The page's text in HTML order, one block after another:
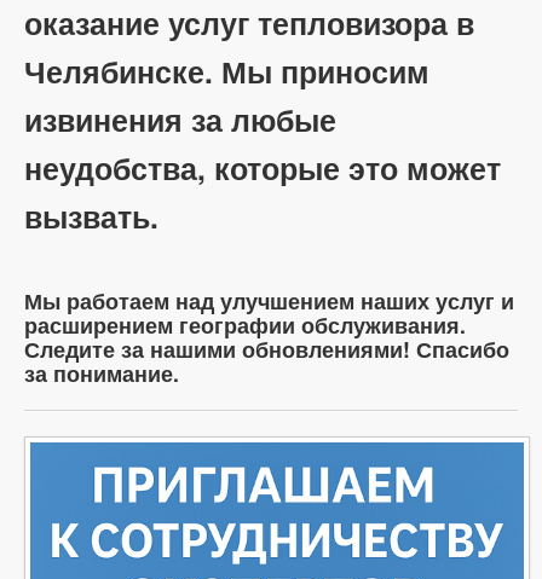
оказание услуг тепловизора в
Челябинске. Мы приносим
извинения за любые
неудобства, которые это может
вызвать.
Мы работаем над улучшением наших услуг и
расширением географии обслуживания.
Следите за нашими обновлениями! Спасибо
за понимание.